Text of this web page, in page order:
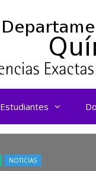
Estudiantes
NOTICIAS